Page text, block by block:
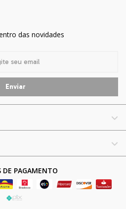
das novidades
DE PAGAMENTO